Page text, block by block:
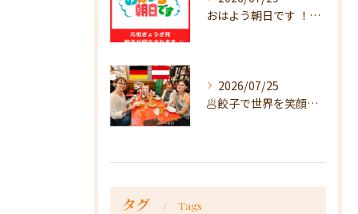
おはよう朝日です ！で放送
2026/07/25
🥟餃子で世界を笑顔に🥟
タグ Tags